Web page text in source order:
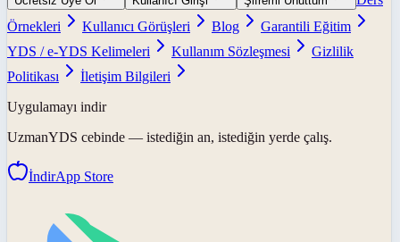
Örnekleri
Kullanıcı Görüşleri Blog
Garantili Eğitim
YDS / e-YDS Kelimeleri
Kullanım Sözleşmesi
Gizlilik
Politikası
İletişim Bilgileri
Uygulamayı indir
UzmanYDS cebinde — istediğin an, istediğin yerde çalış.
İndirApp Store